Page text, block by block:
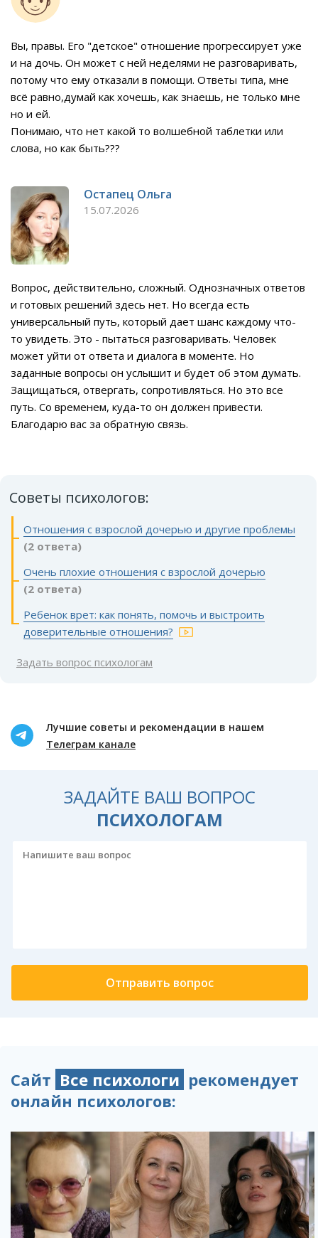
Вы, правы. Его "детское" отношение прогрессирует уже
и на дочь. Он может с ней неделями не разговаривать,
потому что ему отказали в помощи. Ответы типа, мне
всё равно,думай как хочешь, как знаешь, не только мне
но и ей.
Понимаю, что нет какой то волшебной таблетки или
слова, но как быть???
Остапец Ольга
15.07.2026
Вопрос, действительно, сложный. Однозначных ответов
и готовых решений здесь нет. Но всегда есть
универсальный путь, который дает шанс каждому что-
то увидеть. Это - пытаться разговаривать. Человек
может уйти от ответа и диалога в моменте. Но
заданные вопросы он услышит и будет об этом думать.
Защищаться, отвергать, сопротивляться. Но это все
путь. Со временем, куда-то он должен привести.
Благодарю вас за обратную связь.
Советы психологов:
Отношения с взрослой дочерью и другие проблемы
(2 ответа)
Очень плохие отношения с взрослой дочерью
(2 ответа)
Ребенок врет: как понять, помочь и выстроить
доверительные отношения?
Задать вопрос психологам
Лучшие советы и рекомендации в нашем
Телеграм канале
ЗАДАЙТЕ ВАШ ВОПРОС
ПСИХОЛОГАМ
Сайт Все психологи рекомендует
онлайн психологов: